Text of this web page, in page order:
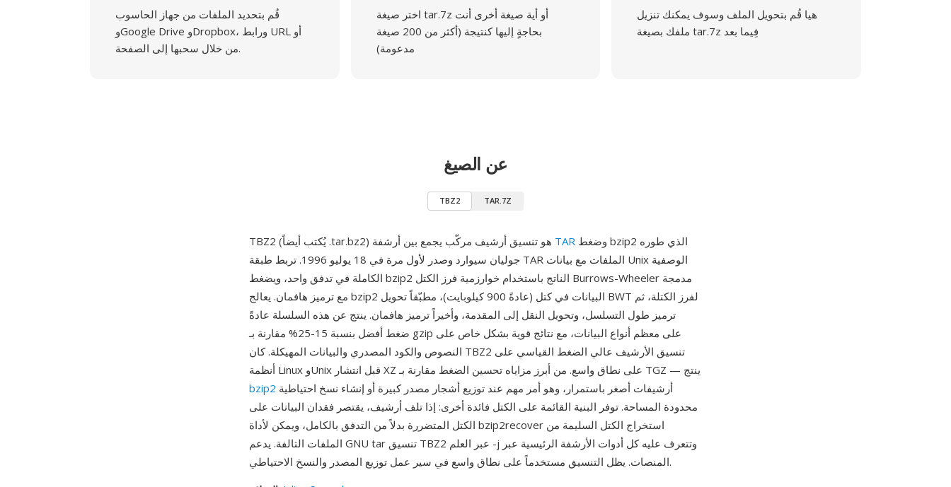
قُم بتحديد الملفات من جهاز الحاسوب
وGoogle Drive وDropbox، ورابط URL أو
من خلال سحبها إلى الصفحة.
اختر صيغة tar.7z أو أية صيغة أخرى أنت
بحاجةٍ إليها كنتيجة (أكثر من 200 صيغة
مدعومة)
هيا قُم بتحويل الملف وسوف يمكنك تنزيل
ملفك بصيغة tar.7z فِيما بعد
عن الصيغ
TBZ2 TAR.7Z
TAR
جوليان سيوارد وصدر لأول مرة في 18 يوليو 1996. تربط طبقة TAR الملفات مع بيانات Unix الوصفية
الكاملة في تدفق واحد، ويضغط bzip2 الناتج باستخدام خوارزمية فرز الكتل Burrows-Wheeler مدمجة
مع ترميز هافمان. يعالج bzip2 البيانات في كتل (عادةً 900 كيلوبايت)، مطبّقاً تحويل BWT لفرز الكتلة، ثم
ترميز طول التسلسل، وتحويل النقل إلى المقدمة، وأخيراً ترميز هافمان. ينتج عن هذه السلسلة عادةً
ضغط أفضل بنسبة 15-25% مقارنة بـ gzip على معظم أنواع البيانات، مع نتائج قوية بشكل خاص على
النصوص والكود المصدري والبيانات المهيكلة. كان TBZ2 تنسيق الأرشيف عالي الضغط القياسي على
أنظمة Linux وUnix قبل انتشار XZ على نطاق واسع. من أبرز مزاياه تحسين الضغط مقارنة بـ TGZ — ينتج
bzip2
محدودة المساحة. توفر البنية القائمة على الكتل فائدة أخرى: إذا تلف أرشيف، يقتصر فقدان البيانات على
الكتل المتضررة بدلاً من التدفق بالكامل، ويمكن لأداة bzip2recover استخراج الكتل السليمة من
الملفات التالفة. يدعم GNU tar تنسيق TBZ2 عبر العلم -j وتتعرف عليه كل أدوات الأرشفة الرئيسية عبر
المنصات. يظل التنسيق مستخدماً على نطاق واسع في سير عمل توزيع المصدر والنسخ الاحتياطي.